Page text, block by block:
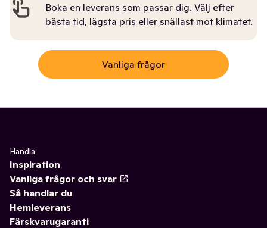
Boka en leverans som passar dig. Välj efter
bästa tid, lägsta pris eller snällast mot klimatet.
Vanliga frågor
Handla
Inspiration
Vanliga frågor och svar
Så handlar du
Hemleverans
Färskvarugaranti